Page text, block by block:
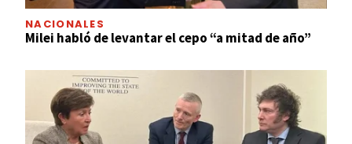
NACIONALES
Milei habló de levantar el cepo “a mitad de año”